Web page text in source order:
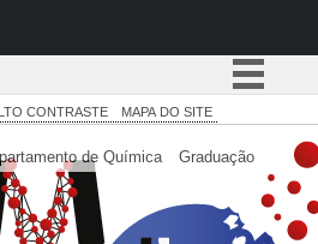
Simplifique!
Comunica BR
Acesso à informação
CONTRASTE MAPA DO SITE
de Química
Graduação